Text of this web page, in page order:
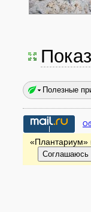
Полезные
«Плантариум»
Соглашаюсь